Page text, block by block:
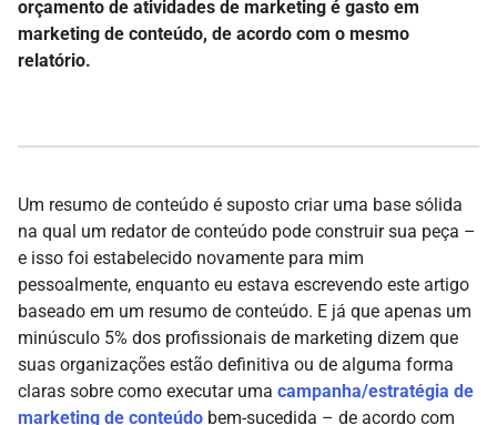
orçamento de atividades de marketing é gasto em
marketing de conteúdo, de acordo com o mesmo
relatório.
Um resumo de conteúdo é suposto criar uma base sólida
na qual um redator de conteúdo pode construir sua peça –
e isso foi estabelecido novamente para mim
pessoalmente, enquanto eu estava escrevendo este artigo
baseado em um resumo de conteúdo. E já que apenas um
minúsculo 5% dos profissionais de marketing dizem que
suas organizações estão definitiva ou de alguma forma
claras sobre como executar uma campanha/estratégia de
marketing de conteúdo bem-sucedida – de acordo com